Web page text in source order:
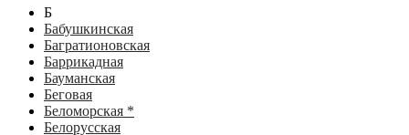
Б
Бабушкинская
Багратионовская
Баррикадная
Бауманская
Беговая
Беломорская *
Белорусская